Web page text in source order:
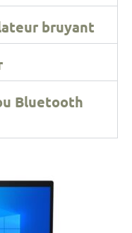
bruyant
Bluetooth